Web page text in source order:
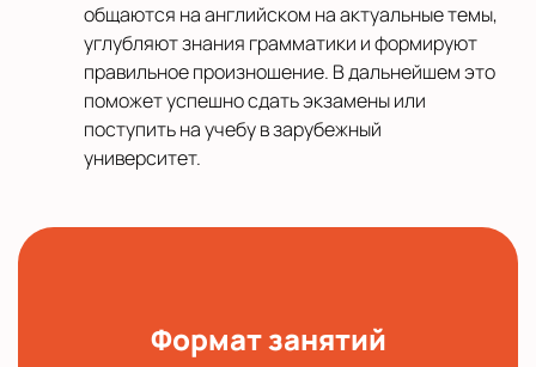
общаются на английском на актуальные темы,
углубляют знания грамматики и формируют
правильное произношение. В дальнейшем это
поможет успешно сдать экзамены или
поступить на учебу в зарубежный
университет.
Формат занятий